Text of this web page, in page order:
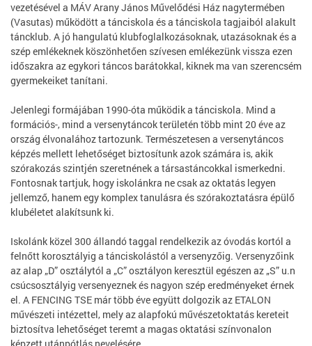
vezetésével a MÁV Arany János Művelődési Ház nagytermében
(Vasutas) működött a tánciskola és a tánciskola tagjaiból alakult
táncklub. A jó hangulatú klubfoglalkozásoknak, utazásoknak és a
szép emlékeknek köszönhetően szívesen emlékezünk vissza ezen
időszakra az egykori táncos barátokkal, kiknek ma van szerencsém
gyermekeiket tanítani.
Jelenlegi formájában 1990-óta működik a tánciskola. Mind a
formációs-, mind a versenytáncok területén több mint 20 éve az
ország élvonalához tartozunk. Természetesen a versenytáncos
képzés mellett lehetőséget biztosítunk azok számára is, akik
szórakozás szintjén szeretnének a társastáncokkal ismerkedni.
Fontosnak tartjuk, hogy iskolánkra ne csak az oktatás legyen
jellemző, hanem egy komplex tanulásra és szórakoztatásra épülő
klubéletet alakítsunk ki.
Iskolánk közel 300 állandó taggal rendelkezik az óvodás kortól a
felnőtt korosztályig a tánciskolástól a versenyzőig. Versenyzőink
az alap „D” osztálytól a „C” osztályon keresztül egészen az „S” u.n
csúcsosztályig versenyeznek és nagyon szép eredményeket érnek
el. A FENCING TSE már több éve együtt dolgozik az ETALON
művészeti intézettel, mely az alapfokú művészetoktatás kereteit
biztosítva lehetőséget teremt a magas oktatási színvonalon